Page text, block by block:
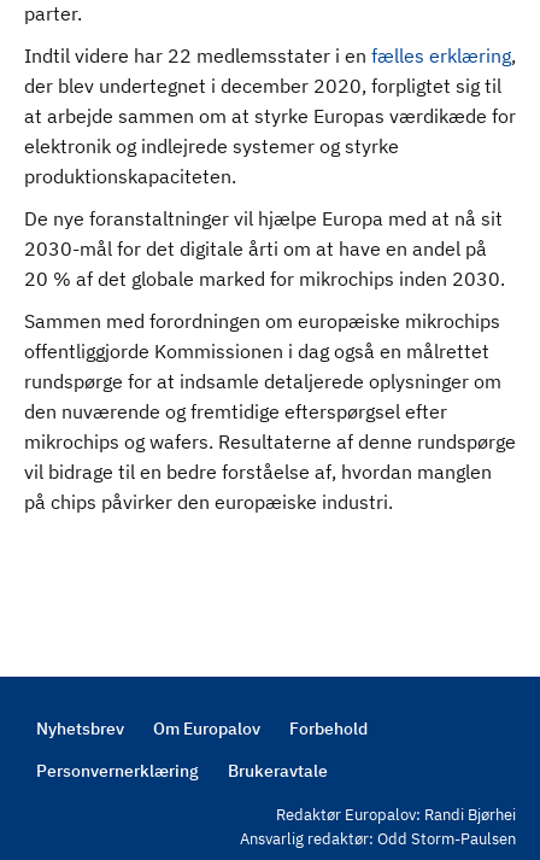
parter.
Indtil videre har 22 medlemsstater i en fælles erklæring,
der blev undertegnet i december 2020, forpligtet sig til
at arbejde sammen om at styrke Europas værdikæde for
elektronik og indlejrede systemer og styrke
produktionskapaciteten.
De nye foranstaltninger vil hjælpe Europa med at nå sit
2030-mål for det digitale årti om at have en andel på
20 % af det globale marked for mikrochips inden 2030.
Sammen med forordningen om europæiske mikrochips
offentliggjorde Kommissionen i dag også en målrettet
rundspørge for at indsamle detaljerede oplysninger om
den nuværende og fremtidige efterspørgsel efter
mikrochips og wafers. Resultaterne af denne rundspørge
vil bidrage til en bedre forståelse af, hvordan manglen
på chips påvirker den europæiske industri.
Footer
Nyhetsbrev Om Europalov
Forbehold
Personvernerklæring
Brukeravtale
Redaktør Europalov: Randi Bjørhei
Ansvarlig redaktør: Odd Storm-Paulsen